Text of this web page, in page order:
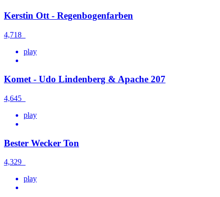
Kerstin Ott - Regenbogenfarben
4,718
play
Komet - Udo Lindenberg & Apache 207
4,645
play
Bester Wecker Ton
4,329
play